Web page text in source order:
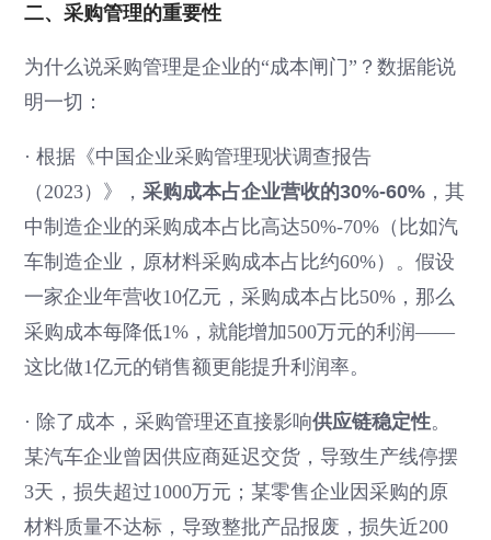
二、采购管理的重要性
为什么说采购管理是企业的“成本闸门”？数据能说
明一切：
·根据《中国企业采购管理现状调查报告
（2023）》，采购成本占企业营收的30%-60% ，其
中制造企业的采购成本占比高达50%-70%（比如汽
车制造企业，原材料采购成本占比约60%）。假设
一家企业年营收10亿元，采购成本占比50%，那么
采购成本每降低1%，就能增加500万元的利润——
这比做1亿元的销售额更能提升利润率。
· 除了成本，采购管理还直接影响供应链稳定性。
某汽车企业曾因供应商延迟交货，导致生产线停摆
3天，损失超过1000万元；某零售企业因采购的原
材料质量不达标，导致整批产品报废，损失近200